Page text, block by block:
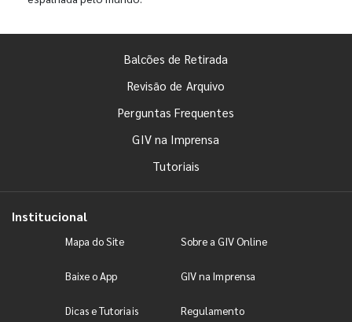
Balcões de Retirada
Revisão de Arquivo
Perguntas Frequentes
GIV na Imprensa
Tutoriais
Institucional
Mapa do Site Sobre a GIV Online
Baixe o App GIV na Imprensa
Dicas e Tutoriais Regulamento